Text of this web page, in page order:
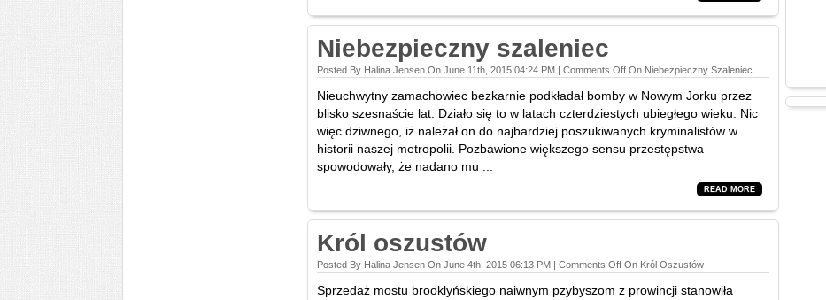
Niebezpieczny szaleniec
Posted By Halina Jensen On June 11th, 2015 04:24 PM | Comments Off On Niebezpieczny Szaleniec
Nieuchwytny zamachowiec bezkarnie podkładał bomby w Nowym Jorku przez
blisko szesnaście lat. Działo się to w latach czterdziestych ubiegłego wieku. Nic
więc dziwnego, iż należał on do najbardziej poszukiwanych kryminalistów w
historii naszej metropolii. Pozbawione większego sensu przestępstwa
spowodowały, że nadano mu ...
READ MORE
Król oszustów
Posted By Halina Jensen On June 4th, 2015 06:13 PM | Comments Off On Król Oszustów
Sprzedaż mostu brooklyńskiego naiwnym pzybyszom z prowincji stanowiła